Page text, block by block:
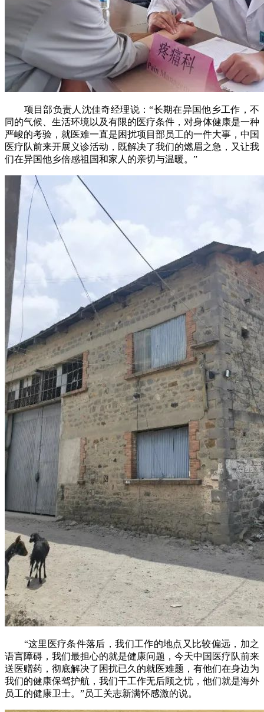
项目部负责人沈佳奇经理说：“长期在异国他乡工作，不
同的气候、生活环境以及有限的医疗条件，对身体健康是一种
严峻的考验，就医难一直是困扰项目部员工的一件大事，中国
医疗队前来开展义诊活动，既解决了我们的燃眉之急，又让我
们在异国他乡倍感祖国和家人的亲切与温暖。”
“这里医疗条件落后，我们工作的地点又比较偏远，加之
语言障碍，我们最担心的就是健康问题，今天中国医疗队前来
送医赠药，彻底解决了困扰已久的就医难题，有他们在身边为
我们的健康保驾护航，我们干工作无后顾之忧，他们就是海外
员工的健康卫士。”员工关志新满怀感激的说。